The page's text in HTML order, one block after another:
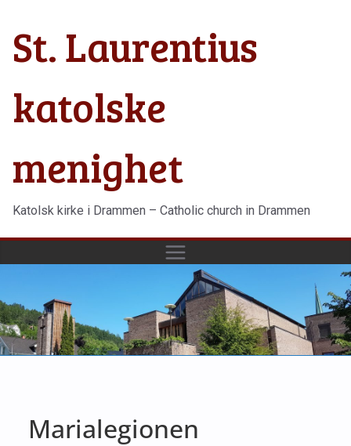
innholdet
St. Laurentius
katolske
menighet
Katolsk kirke i Drammen – Catholic church in Drammen
Marialegionen